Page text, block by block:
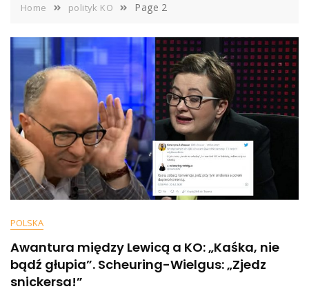
Home polityk KO Page 2
POLSKA
Awantura między Lewicą a KO: „Kaśka, nie
bądź głupia”. Scheuring-Wielgus: „Zjedz
snickersa!”